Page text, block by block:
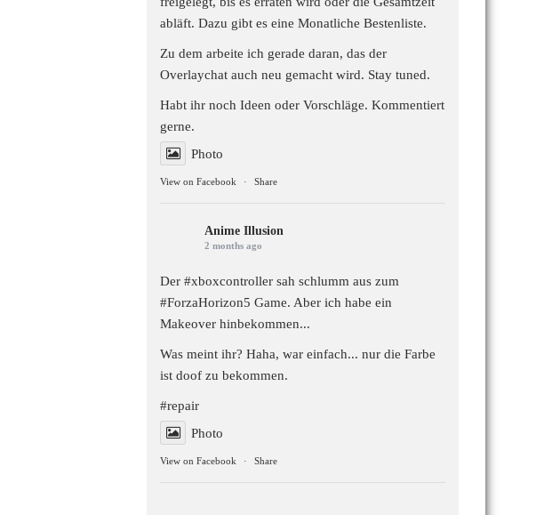
abläft. Dazu gibt es eine Monatliche Bestenliste.
Zu dem arbeite ich gerade daran, das der
Overlaychat auch neu gemacht wird. Stay tuned.
Habt ihr noch Ideen oder Vorschläge. Kommentiert
gerne.
Photo
View on Facebook · Share
Anime Illusion
2 months ago
Der #xboxcontroller sah schlumm aus zum
#ForzaHorizon5 Game. Aber ich habe ein
Makeover hinbekommen...
Was meint ihr? Haha, war einfach... nur die Farbe
ist doof zu bekommen.
#repair
Photo
View on Facebook · Share